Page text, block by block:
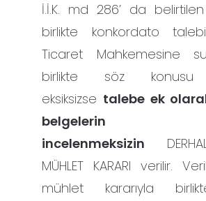
İ.İ.K. md 286’ da
birlikte konkordato
Ticaret Mahkemesine
birlikte söz konusu
eksiksizse talebe ek
belgelerin
incelenmeksizin
MÜHLET KARARI verilir.
mühlet kararıyla